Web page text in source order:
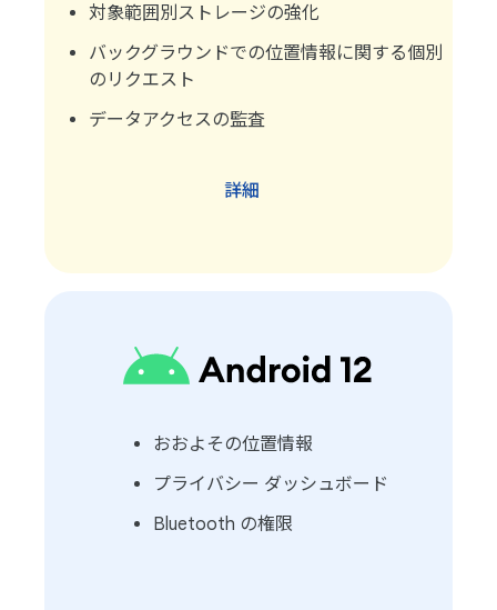
対象範囲別ストレージの強化
バックグラウンドでの位置情報に関する個別
のリクエスト
データアクセスの監査
詳細
おおよその位置情報
プライバシー ダッシュボード
Bluetooth の権限